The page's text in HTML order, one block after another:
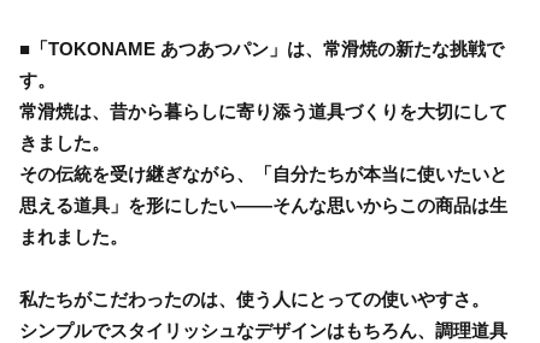
■「TOKONAME あつあつパン」は、常滑焼の新たな挑戦で
す。
常滑焼は、昔から暮らしに寄り添う道具づくりを大切にして
きました。
その伝統を受け継ぎながら、「自分たちが本当に使いたいと
思える道具」を形にしたい——そんな思いからこの商品は生
まれました。
私たちがこだわったのは、使う人にとっての使いやすさ。
シンプルでスタイリッシュなデザインはもちろん、調理道具